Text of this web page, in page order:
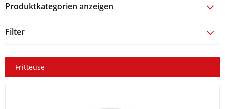
Produktkategorien anzeigen
Filter
Fritteuse